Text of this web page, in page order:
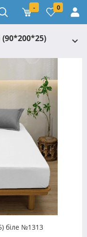
- 0
біле №1313